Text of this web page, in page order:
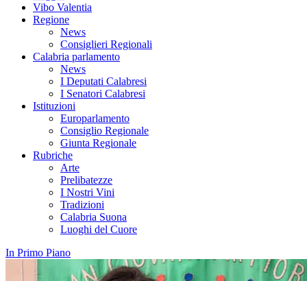
Vibo Valentia
Regione
News
Consiglieri Regionali
Calabria parlamento
News
I Deputati Calabresi
I Senatori Calabresi
Istituzioni
Europarlamento
Consiglio Regionale
Giunta Regionale
Rubriche
Arte
Prelibatezze
I Nostri Vini
Tradizioni
Calabria Suona
Luoghi del Cuore
In Primo Piano